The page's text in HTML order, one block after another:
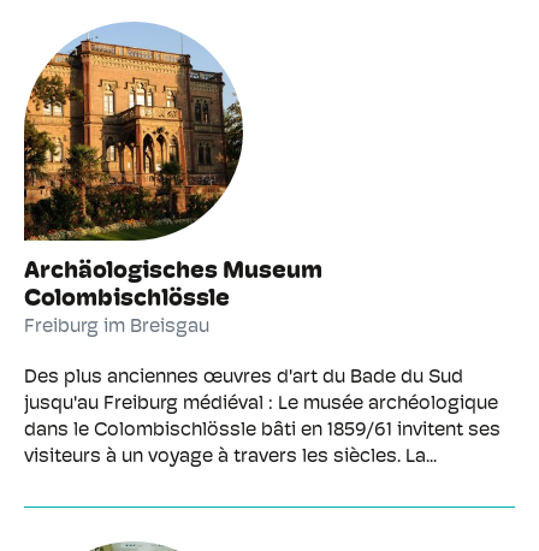
Archäologisches Museum
Colombischlössle
Freiburg im Breisgau
Des plus anciennes œuvres d'art du Bade du Sud
jusqu'au Freiburg médiéval : Le musée archéologique
dans le Colombischlössle bâti en 1859/61 invitent ses
visiteurs à un voyage à travers les siècles. La...